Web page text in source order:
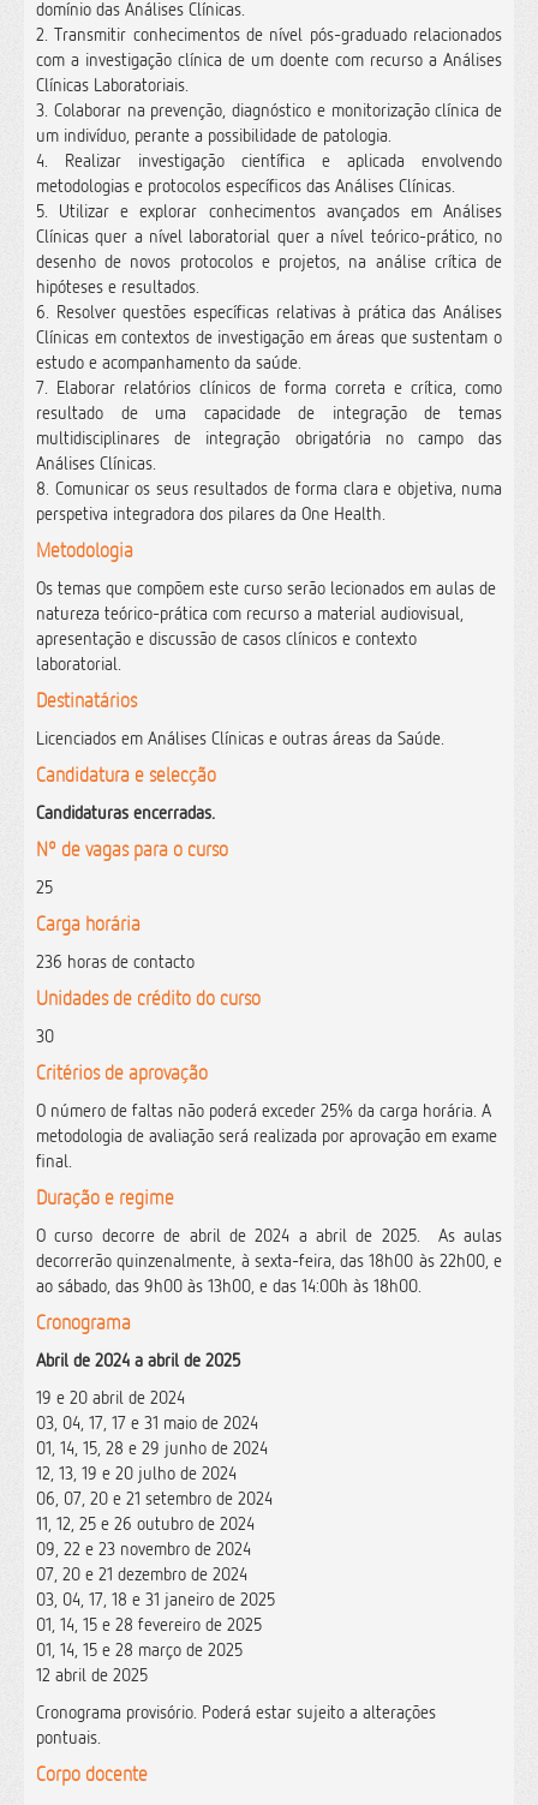
domínio das Análises Clínicas.
2. Transmitir conhecimentos de nível pós-graduado relacionados
com a investigação clínica de um doente com recurso a Análises
Clínicas Laboratoriais.
3. Colaborar na prevenção, diagnóstico e monitorização clínica de
um indivíduo, perante a possibilidade de patologia.
4. Realizar investigação científica e aplicada envolvendo
metodologias e protocolos específicos das Análises Clínicas.
5. Utilizar e explorar conhecimentos avançados em Análises
Clínicas quer a nível laboratorial quer a nível teórico-prático, no
desenho de novos protocolos e projetos, na análise crítica de
hipóteses e resultados.
6. Resolver questões específicas relativas à prática das Análises
Clínicas em contextos de investigação em áreas que sustentam o
estudo e acompanhamento da saúde.
7. Elaborar relatórios clínicos de forma correta e crítica, como
resultado de uma capacidade de integração de temas
multidisciplinares de integração obrigatória no campo das
Análises Clínicas.
8. Comunicar os seus resultados de forma clara e objetiva, numa
perspetiva integradora dos pilares da One Health.
Metodologia
Os temas que compõem este curso serão lecionados em aulas de
natureza teórico-prática com recurso a material audiovisual,
apresentação e discussão de casos clínicos e contexto
laboratorial.
Destinatários
Licenciados em Análises Clínicas e outras áreas da Saúde.
Candidatura e selecção
Candidaturas encerradas.
Nº de vagas para o curso
25
Carga horária
236 horas de contacto
Unidades de crédito do curso
30
Critérios de aprovação
O número de faltas não poderá exceder 25% da carga horária. A
metodologia de avaliação será realizada por aprovação em exame
final.
Duração e regime
O curso decorre de abril de 2024 a abril de 2025. As aulas
decorrerão quinzenalmente, à sexta-feira, das 18h00 às 22h00, e
ao sábado, das 9h00 às 13h00, e das 14:00h às 18h00.
Cronograma
Abril de 2024 a abril de 2025
19 e 20 abril de 2024
03, 04, 17, 17 e 31 maio de 2024
01, 14, 15, 28 e 29 junho de 2024
12, 13, 19 e 20 julho de 2024
06, 07, 20 e 21 setembro de 2024
11, 12, 25 e 26 outubro de 2024
09, 22 e 23 novembro de 2024
07, 20 e 21 dezembro de 2024
03, 04, 17, 18 e 31 janeiro de 2025
01, 14, 15 e 28 fevereiro de 2025
01, 14, 15 e 28 março de 2025
12 abril de 2025
Cronograma provisório. Poderá estar sujeito a alterações
pontuais.
Corpo docente